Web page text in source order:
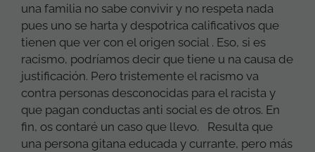
una familia no sabe convivir y no respeta nada
pues uno se harta y despotrica calificativos que
tienen que ver con el origen social . Eso, si es
racismo, podríamos decir que tiene u na causa de
justificación. Pero tristemente el racismo va
contra personas desconocidas para el racista y
que pagan conductas anti social es de otros. En
fin, os contaré un caso que llevo. Resulta que
una persona gitana educada y currante, pero más